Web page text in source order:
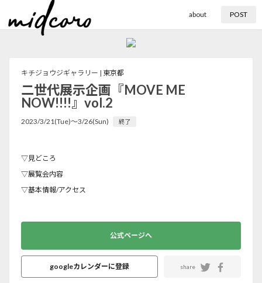
about POST
キチジョウジギャラリー | 東京都
二世代展示企画『MOVE ME
NOW!!!!』vol.2
2023/3/21(Tue)〜3/26(Sun) 終了
▽見どころ
▽展覧会内容
▽基本情報/アクセス
公式ページへ
googleカレンダーに登録 share